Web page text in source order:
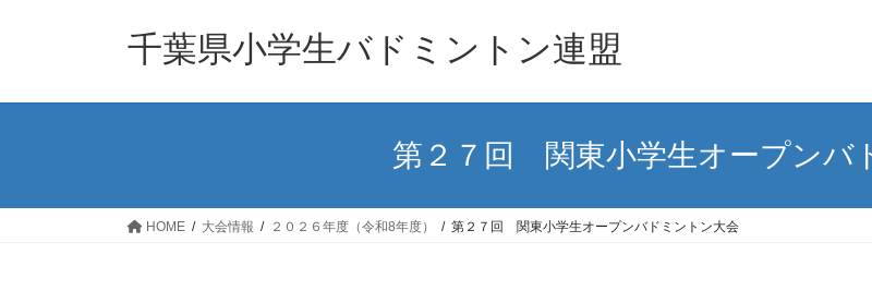
千葉県小学生バドミントン連盟
第２７回 関東小学生オープンバ
HOME 大会情報 ２０２６年度（令和8年度） 第２７回 関東小学生オープンバドミントン大会